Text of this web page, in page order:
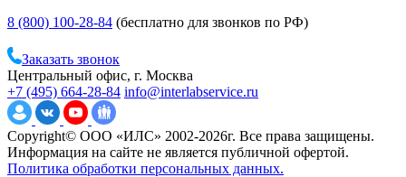
8 (800) 100-28-84 (бесплатно для звонков по РФ)
Заказать звонок
Центральный офис, г. Москва
+7 (495) 664-28-84 info@interlabservice.ru
Copyright© ООО «ИЛС» 2002-2026г. Все права защищены.
Информация на сайте не является публичной офертой.
Политика обработки персональных данных.